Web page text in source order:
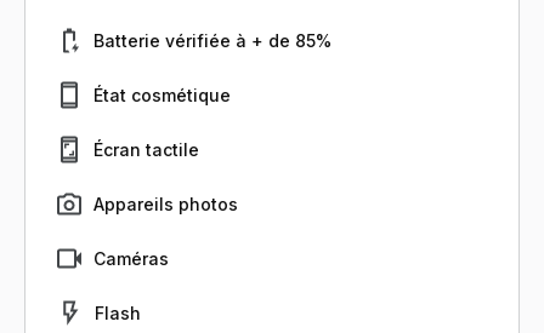
Batterie vérifiée à + de 85%
État cosmétique
Écran tactile
Appareils photos
Caméras
Flash